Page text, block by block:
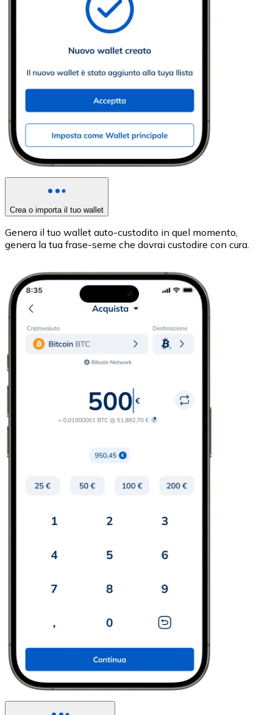
Crea o importa il tuo wallet
Genera il tuo wallet auto-custodito in quel momento,
genera la tua frase-seme che dovrai custodire con cura.